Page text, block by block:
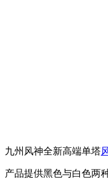
九州风神全新高端单塔
产品提供黑色与白色两